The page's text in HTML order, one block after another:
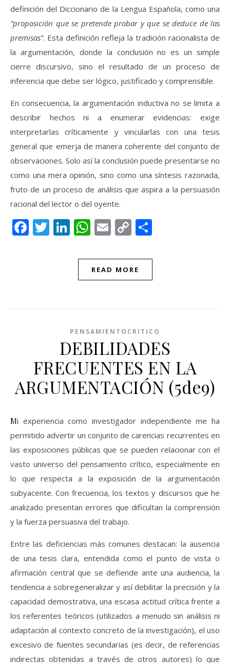
definición del Diccionario de la Lengua Española, como una
“proposición que se pretende probar y que se deduce de las
premisas”. Esta definición refleja la tradición racionalista de
la argumentación, donde la conclusión no es un simple
cierre discursivo, sino el resultado de un proceso de
inferencia que debe ser lógico, justificado y comprensible.
En consecuencia, la argumentación inductiva no se limita a
describir hechos ni a enumerar evidencias: exige
interpretarlas críticamente y vincularlas con una tesis
general que emerja de manera coherente del conjunto de
observaciones. Solo así la conclusión puede presentarse no
como una mera opinión, sino como una síntesis razonada,
fruto de un proceso de análisis que aspira a la persuasión
racional del lector o del oyente.
Facebook
Twitter
LinkedIn
WhatsApp
Email
Copy
READ MORE
PENSAMIENTOCRITICO
DEBILIDADES
FRECUENTES EN LA
ARGUMENTACIÓN (5de9)
Mi experiencia como investigador independiente me ha
permitido advertir un conjunto de carencias recurrentes en
las exposiciones públicas que se pueden relacionar con el
vasto universo del pensamiento crítico, especialmente en
lo que respecta a la exposición de la argumentación
subyacente. Con frecuencia, los textos y discursos que he
analizado presentan errores que dificultan la comprensión
y la fuerza persuasiva del trabajo.
Entre las deficiencias más comunes destacan: la ausencia
de una tesis clara, entendida como el punto de vista o
afirmación central que se defiende ante una audiencia, la
tendencia a sobregeneralizar y así debilitar la precisión y la
capacidad demostrativa, una escasa actitud crítica frente a
los referentes teóricos (utilizados a menudo sin análisis ni
adaptación al contexto concreto de la investigación), el uso
excesivo de fuentes secundarias (es decir, de referencias
indirectas obtenidas a través de otros autores) lo que